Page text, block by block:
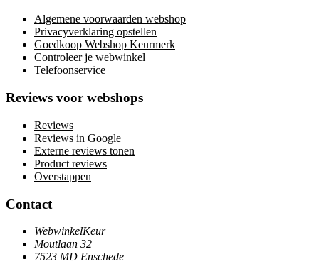
Algemene voorwaarden webshop
Privacyverklaring opstellen
Goedkoop Webshop Keurmerk
Controleer je webwinkel
Telefoonservice
Reviews voor webshops
Reviews
Reviews in Google
Externe reviews tonen
Product reviews
Overstappen
Contact
WebwinkelKeur
Moutlaan 32
7523 MD Enschede